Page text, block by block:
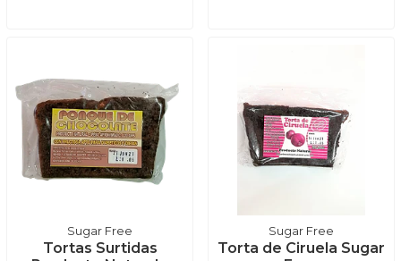
Sugar Free
Tortas Surtidas
Sugar Free
Torta de Ciruela Sugar